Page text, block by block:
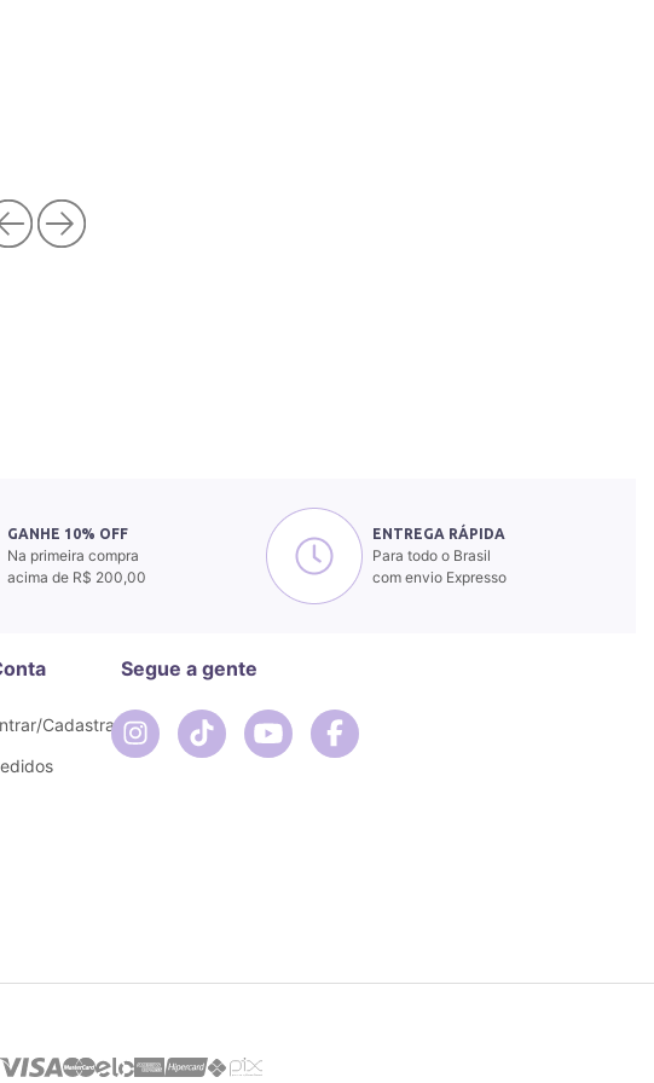
GANHE 10% OFF
Na primeira compra
acima de R$ 200,00
ENTREGA RÁPIDA
Para todo o Brasil
com envio Expresso
Cadastrar
Segue a gente